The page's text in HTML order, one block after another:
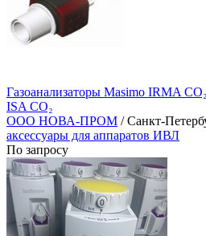
Газоанализаторы Masimo IRMA
ISA CO₂
ООО НОВА-ПРОМ / Санкт-
аксессуары для аппаратов ИВЛ
По запросу